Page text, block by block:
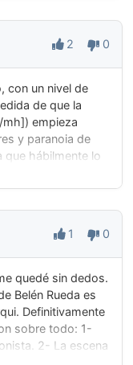
2 0
con un nivel de
de que la
empieza
y paranoia de
que hábilmente lo
instante en que
se divide en 2
suicidio y
la mantiene en una
y esta se
cuanto a la edición
el momento en
cuerpos sin
forma mejor
viene
es muy
1 0
quedé sin dedos.
Belén Rueda es
Definitivamente
sobre todo: 1-
2- La escena